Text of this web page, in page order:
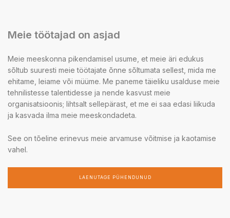
Meie töötajad on asjad
Meie meeskonna pikendamisel usume, et meie äri edukus
sõltub suuresti meie töötajate õnne sõltumata sellest, mida me
ehitame, leiame või müüme. Me paneme täieliku usalduse meie
tehnilistesse talentidesse ja nende kasvust meie
organisatsioonis; lihtsalt sellepärast, et me ei saa edasi liikuda
ja kasvada ilma meie meeskondadeta.
See on tõeline erinevus meie arvamuse võitmise ja kaotamise
vahel.
LAENUTAGE PÜHENDUNUD